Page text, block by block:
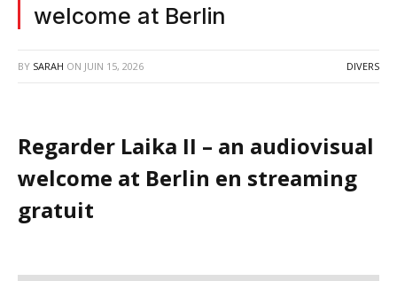
welcome at Berlin
BY SARAH ON JUIN 15, 2026 DIVERS
Regarder Laika II – an audiovisual
welcome at Berlin en streaming
gratuit